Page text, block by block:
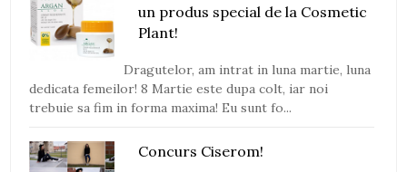
un produs special de la Cosmetic
Plant!
Dragutelor, am intrat in luna martie, luna
dedicata femeilor! 8 Martie este dupa colt, iar noi
trebuie sa fim in forma maxima! Eu sunt fo...
Concurs Ciserom!